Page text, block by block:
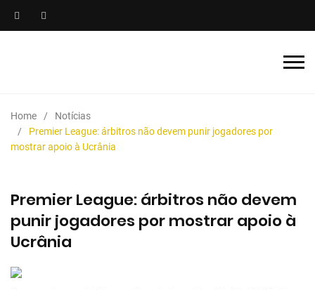
Home
Notícias
Premier League: árbitros não devem punir jogadores por
mostrar apoio à Ucrânia
Premier League: árbitros não devem
punir jogadores por mostrar apoio à
Ucrânia